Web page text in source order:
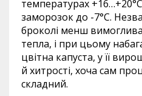
температурах
заморозок до -7°С.
броколі менш вимоглива
тепла, і при цьому
цвітна капуста, у її
й хитрості, хоча сам
складний.